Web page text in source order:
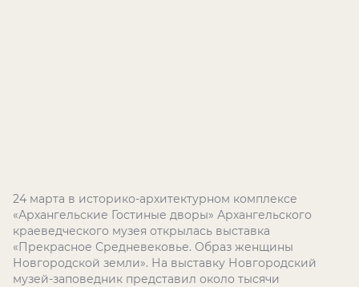
24 марта в историко-архитектурном комплексе
«Архангельские Гостиные дворы» Архангельского
краеведческого музея открылась выставка
«Прекрасное Средневековье. Образ женщины
Новгородской земли». На выставку Новгородский
музей-заповедник представил около тысячи